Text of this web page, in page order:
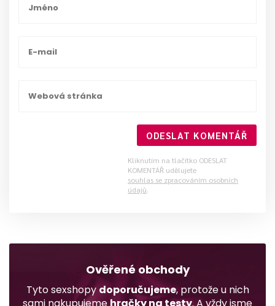
ODESLAT KOMENTÁŘ
Kliknutím na tlačítko ODESLAT
KOMENTÁŘ udělujete
souhlas se zpracováním osobních
údajů.
Ověřené obchody
Tyto sexshopy doporučujeme, protože u nich